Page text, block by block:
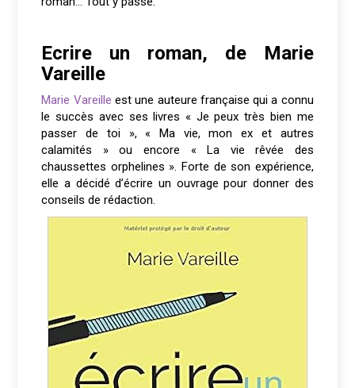
Ecrire un roman, de Marie
Vareille
Marie Vareille est une auteure française qui a connu
le succès avec ses livres « Je peux très bien me
passer de toi », « Ma vie, mon ex et autres
calamités » ou encore « La vie rêvée des
chaussettes orphelines ». Forte de son expérience,
elle a décidé d’écrire un ouvrage pour donner des
conseils de rédaction.